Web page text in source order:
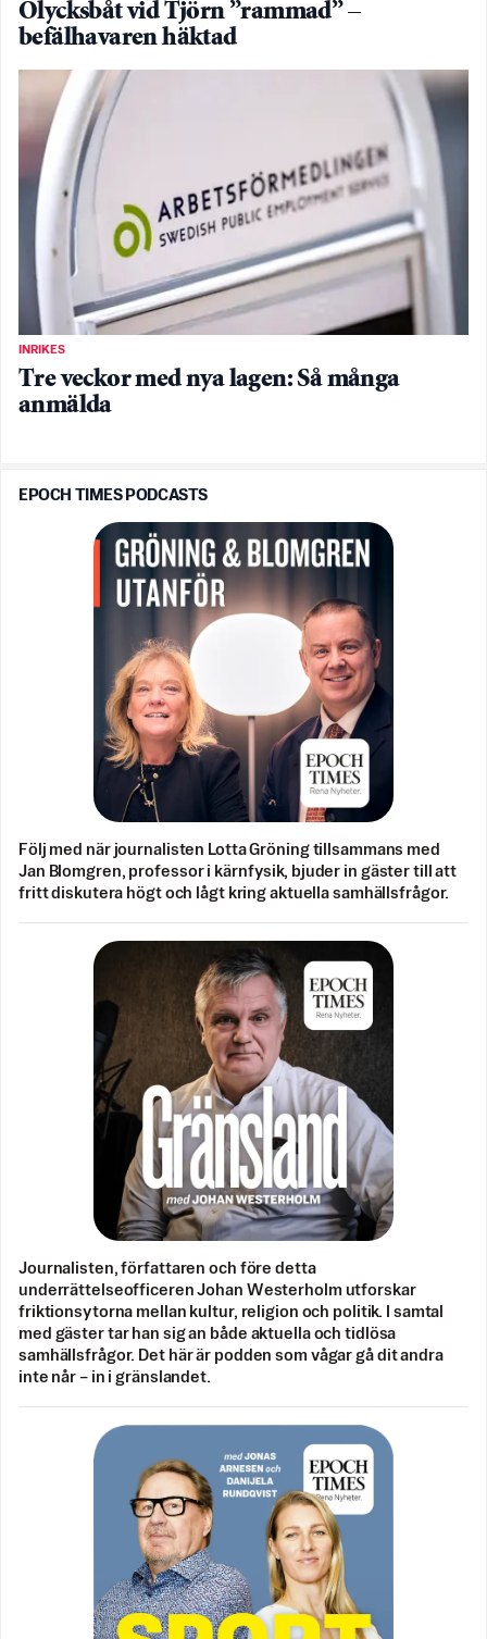
Olycksbåt vid Tjörn ”rammad” –
befälhavaren häktad
INRIKES
Tre veckor med nya lagen: Så många
anmälda
EPOCH TIMES PODCASTS
Följ med när journalisten Lotta Gröning tillsammans med
Jan Blomgren, professor i kärnfysik, bjuder in gäster till att
fritt diskutera högt och lågt kring aktuella samhällsfrågor.
Journalisten, författaren och före detta
underrättelseofficeren Johan Westerholm utforskar
friktionsytorna mellan kultur, religion och politik. I samtal
med gäster tar han sig an både aktuella och tidlösa
samhällsfrågor. Det här är podden som vågar gå dit andra
inte når – in i gränslandet.